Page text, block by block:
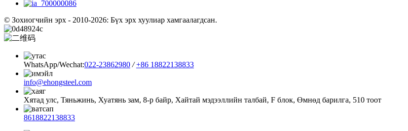
© Зохиогчийн эрх - 2010-2026: Бүх эрх хуулиар хамгаалагдсан.
WhatsApp/Wechat:022-23862980 / +86 18822138833
info@ehongsteel.com
Хятад улс, Тяньжинь, Хуатянь зам, 8-р байр, Хайтай мэдээллийн талбай, F блок, Өмнөд барилга, 510 тоот
8618822138833